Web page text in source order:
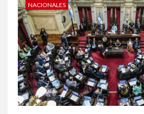
NACIONALES